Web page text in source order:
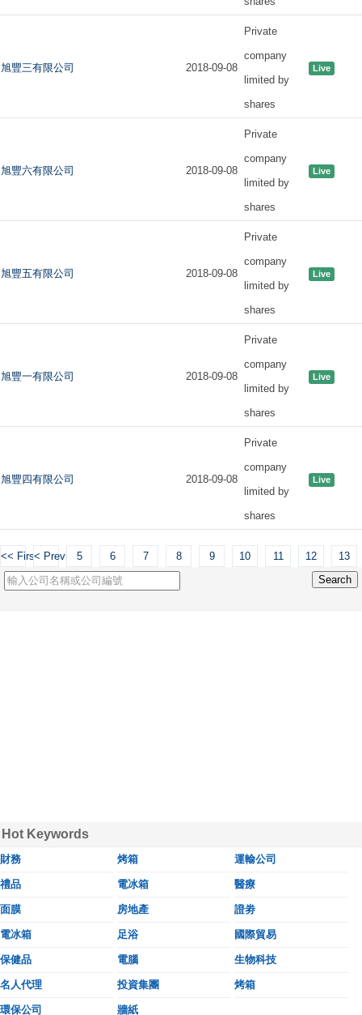
旭豐三有限公司 2018-09-08
Private
company
limited by
shares
Live
旭豐六有限公司 2018-09-08
Private
company
limited by
shares
Live
旭豐五有限公司 2018-09-08
Private
company
limited by
shares
Live
旭豐一有限公司 2018-09-08
Private
company
limited by
shares
Live
旭豐四有限公司 2018-09-08
Private
company
limited by
shares
Live
<< First< Previous
5 6 7 8 9 10 11 12 13
Hot Keywords
財務 烤箱 運輸公司
禮品 電冰箱 醫療
面膜 房地產 證劵
電冰箱 足浴 國際貿易
保健品 電腦 生物科技
名人代理 投資集團 烤箱
環保公司 牆紙